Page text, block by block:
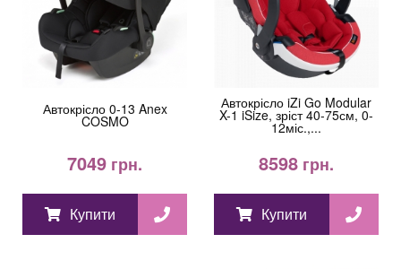
Автокрісло 0-13 Anex
COSMO
7049 грн.
Купити
Автокрісло iZi Go Modular
X-1 iSize, зріст 40-75см, 0-
12міс.,...
8598 грн.
Купити